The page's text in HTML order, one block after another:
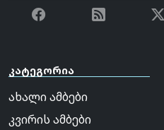
კატეგორია
ახალი ამბები
კვირის ამბები